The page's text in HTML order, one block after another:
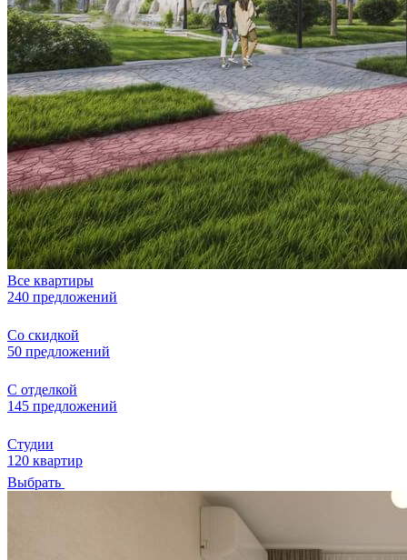
Все квартиры
240 предложений
Со скидкой
50 предложений
С отделкой
145 предложений
Студии
120 квартир
Выбрать